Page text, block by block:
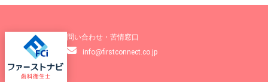
問い合わせ・苦情窓口
info@firstconnect.co.jp